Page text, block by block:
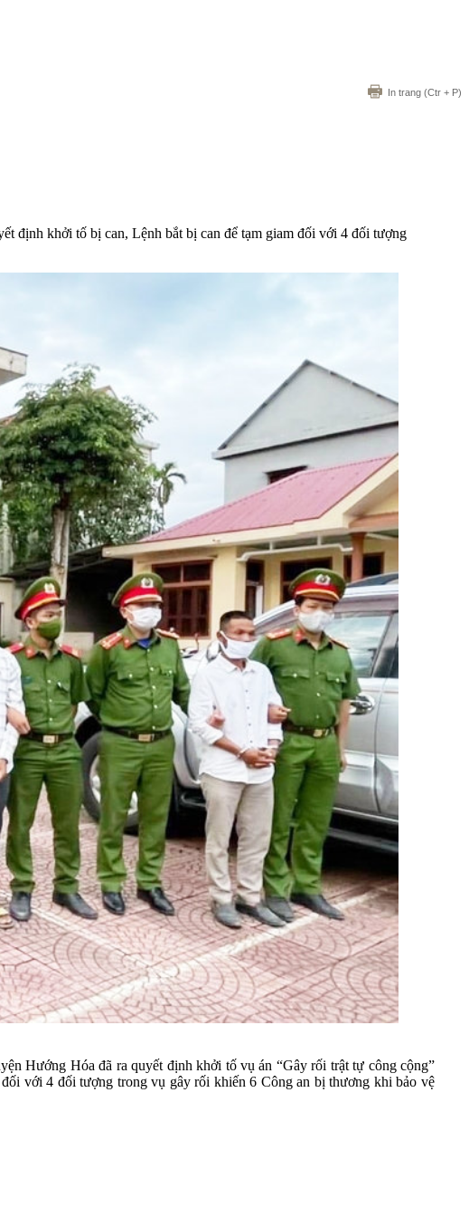
In trang (Ctr + P)
định khởi tố bị can, Lệnh bắt bị can để tạm giam đối với 4 đối tượng
Hướng Hóa đã ra quyết định khởi tố vụ án “Gây rối trật tự công cộng”
với 4 đối tượng trong vụ gây rối khiến 6 Công an bị thương khi bảo vệ